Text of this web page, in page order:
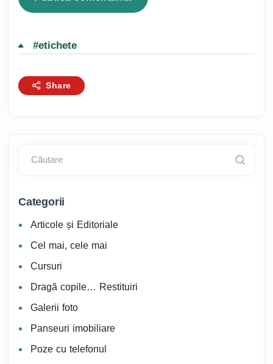
#etichete
Share
Căutare
Categorii
Articole și Editoriale
Cel mai, cele mai
Cursuri
Dragă copile… Restituiri
Galerii foto
Panseuri imobiliare
Poze cu telefonul